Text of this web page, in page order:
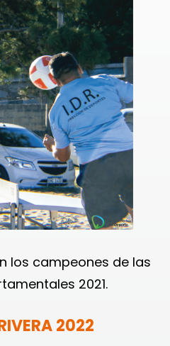
los campeones de las
2021.
2022